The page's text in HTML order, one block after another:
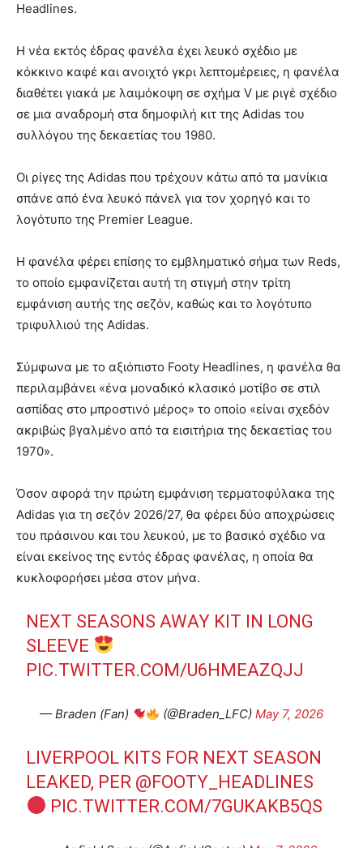
Headlines.
Η νέα εκτός έδρας φανέλα έχει λευκό σχέδιο με
κόκκινο καφέ και ανοιχτό γκρι λεπτομέρειες, η φανέλα
διαθέτει γιακά με λαιμόκοψη σε σχήμα V με ριγέ σχέδιο
σε μια αναδρομή στα δημοφιλή κιτ της Adidas του
συλλόγου της δεκαετίας του 1980.
Οι ρίγες της Adidas που τρέχουν κάτω από τα μανίκια
σπάνε από ένα λευκό πάνελ για τον χορηγό και το
λογότυπο της Premier League.
Η φανέλα φέρει επίσης το εμβληματικό σήμα των Reds,
το οποίο εμφανίζεται αυτή τη στιγμή στην τρίτη
εμφάνιση αυτής της σεζόν, καθώς και το λογότυπο
τριφυλλιού της Adidas.
Σύμφωνα με το αξιόπιστο Footy Headlines, η φανέλα θα
περιλαμβάνει «ένα μοναδικό κλασικό μοτίβο σε στιλ
ασπίδας στο μπροστινό μέρος» το οποίο «είναι σχεδόν
ακριβώς βγαλμένο από τα εισιτήρια της δεκαετίας του
1970».
Όσον αφορά την πρώτη εμφάνιση τερματοφύλακα της
Adidas για τη σεζόν 2026/27, θα φέρει δύο αποχρώσεις
του πράσινου και του λευκού, με το βασικό σχέδιο να
είναι εκείνος της εντός έδρας φανέλας, η οποία θα
κυκλοφορήσει μέσα στον μήνα.
NEXT SEASONS AWAY KIT IN LONG
SLEEVE
PIC.TWITTER.COM/U6HMEAZQJJ
— Braden (Fan) (@Braden_LFC)May 7, 2026
LIVERPOOL KITS FOR NEXT SEASON
LEAKED, PER @FOOTY_HEADLINES
PIC.TWITTER.COM/7GUKAKB5QS